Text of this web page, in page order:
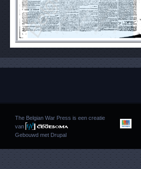
The Belgian War Press is een creatie
van
Gebouwd met Drupal